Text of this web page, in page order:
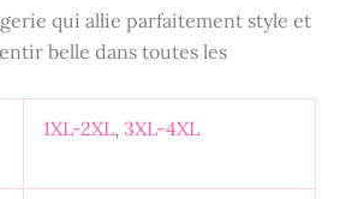
qui allie parfaitement style et
belle dans toutes les
1XL-2XL, 3XL-4XL